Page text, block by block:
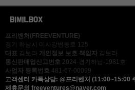
프리벤처(FREEVENTURE)
경기 하남시 미사강변동로 125
대표 김보라 개인정보 보호 책임자 김보라
통신판매업신고번호 2024-경기하남-1981호
사업자 등록번호 481-67-00099
고객센터 카톡상담: @프리벤처 (11:00~15:00
제휴문의 freeventures@naver.com